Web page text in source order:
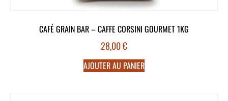
CAFÉ GRAIN BAR – CAFFE CORSINI GOURMET 1KG
28,00€
AJOUTER AU PANIER